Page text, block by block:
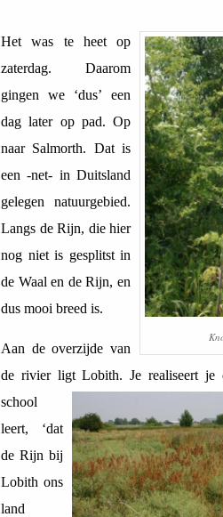
Het was te heet op
zaterdag. Daarom
gingen we ‘dus’ een
dag later op pad. Op
naar Salmorth. Dat is
een -net- in Duitsland
gelegen natuurgebied.
Langs de Rijn, die hier
nog niet is gesplitst in
de Waal en de Rijn, en
dus mooi breed is.
Aan de overzijde van
de rivier ligt Lobith. Je realiseert
school
leert, ‘dat
de Rijn bij
Lobith ons
land